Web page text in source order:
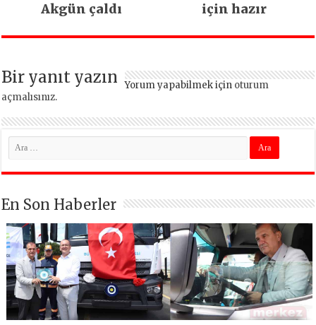
Akgün çaldı için hazır
Bir yanıt yazın Yorum yapabilmek için oturum
açmalısınız.
En Son Haberler